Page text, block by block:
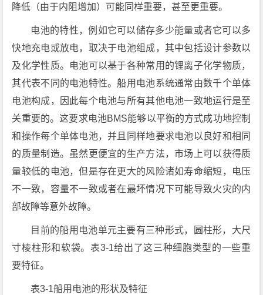
降低（由于内阻增加）可能同样重要，甚至更重要。
电池的特性，例如它可以储存多少能量或者它可以多
快地充电或放电，取决于电池组成，其中包括设计参数以
及化学性质。电池可以基于各种常用的锂离子化学物质，
其代表不同的电池特性。船用电池系统通常由数千个单体
电池构成，因此每个电池与所有其他电池一致地运行是至
关重要的。这要求电池BMS能够以平衡的方式成功地控制
和操作每个单体电池，并且同样地要求电池以良好和相同
的质量制造。虽然更便宜的生产方法，市场上可以获得质
量较低的电池，但是存在更大的风险诸如寿命缩短，电压
不一致，容量不一致或者在最坏情况下可能导致火灾的内
部故障等意外故障。
目前的船用电池单元主要有三种形式，圆柱形，大尺
寸棱柱形和软袋。表3-1给出了这三种细胞类型的一些重
要特征。
表3-1船用电池的形状及特征